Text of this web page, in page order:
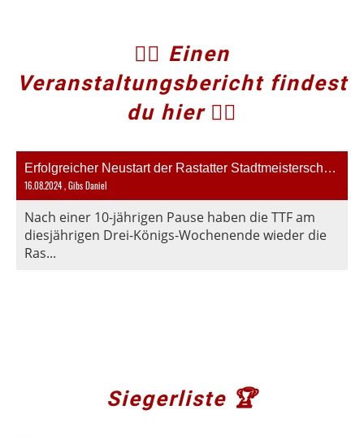
👇🏻 Einen
Veranstaltungsbericht findest
du hier 👇🏻
Erfolgreicher Neustart der Rastatter Stadtmeisterschaften
16.08.2024, Gibs Daniel
Nach einer 10-jährigen Pause haben die TTF am
diesjährigen Drei-Königs-Wochenende wieder die
Ras...
Siegerliste 🏆